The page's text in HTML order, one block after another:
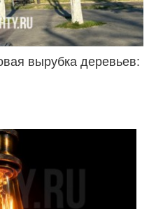
вырубка деревьев: